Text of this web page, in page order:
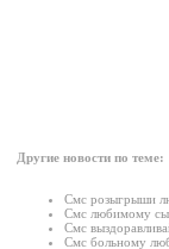
Другие новости по теме:
Смс розыгрыши
Смс любимому
Смс
Смс больному